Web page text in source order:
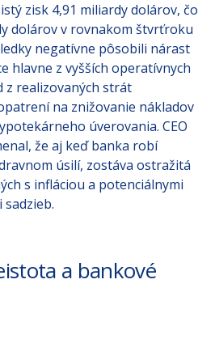
zisk 4,91 miliardy dolárov, čo
dolárov v rovnakom štvrťroku
negatívne pôsobili nárast
hlavne z vyšších operatívnych
z realizovaných strát
na znižovanie nákladov
úverovania. CEO
že aj keď banka robí
úsilí, zostáva ostražitá
s infláciou a potenciálnymi
a bankové